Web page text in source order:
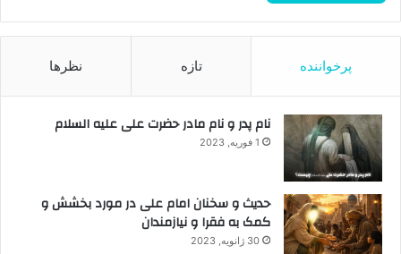
پرخواننده تازه نظرها
نام پدر و نام مادر حضرت علی علیه السلام
1 فوریه, 2023
حدیث و سخنان امام علی در مورد بخشش و
کمک به فقرا و نیازمندان
30 ژانویه, 2023